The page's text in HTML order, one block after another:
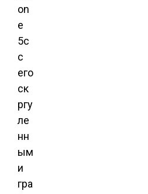
on
e
5c
с
его
ск
ргу
ле
нн
ым
и
гра